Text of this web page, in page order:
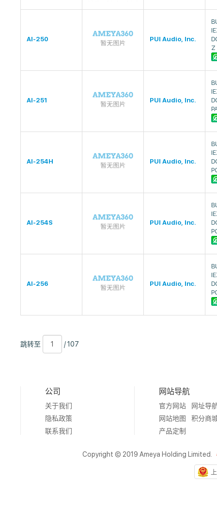
AI-250 PUI Audio, Inc.
Z
AI-251 PUI Audio, Inc.
AI-254H PUI Audio, Inc.
AI-254S PUI Audio, Inc.
AI-256 PUI Audio, Inc.
跳
转
跳转至
107
/ 107
公司
关于我们
隐私政策
联系我们
网站导航
官方网站
网址导
网站地图
积分商
产品定制
Copyright © 2019 Ameya Holding Limited.